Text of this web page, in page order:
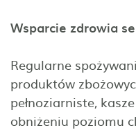
Wsparcie zdrowia
Regularne
produktów
pełnoziarniste,
obniżeniu poziomu